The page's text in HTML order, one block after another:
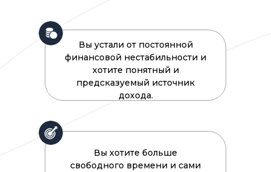
Вы хотите больше
свободного времени и сами
Вы устали от постоянной
финансовой нестабильности и
хотите понятный и
предсказуемый источник
дохода.